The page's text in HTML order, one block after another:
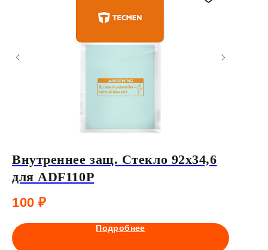
Внутреннее защ. Стекло 92х34,6
для ADF110P
100 ₽
Подробнее